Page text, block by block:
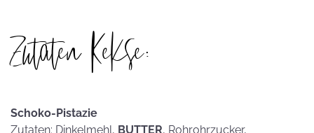
Zutaten Kekse:
Schoko-Pistazie
Zutaten: Dinkelmehl, BUTTER, Rohrohrzucker,